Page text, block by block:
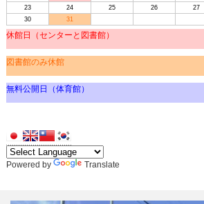
23
24 25 26 27
30
31
休館日（センターと図書館）
図書館のみ休館
無料公開日（体育館）
Powered by Translate